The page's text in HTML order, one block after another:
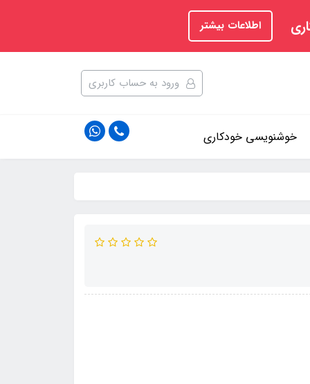
اطلاعات بیشتر
ورود به حساب کاربری
خوشنویسی خودکاری